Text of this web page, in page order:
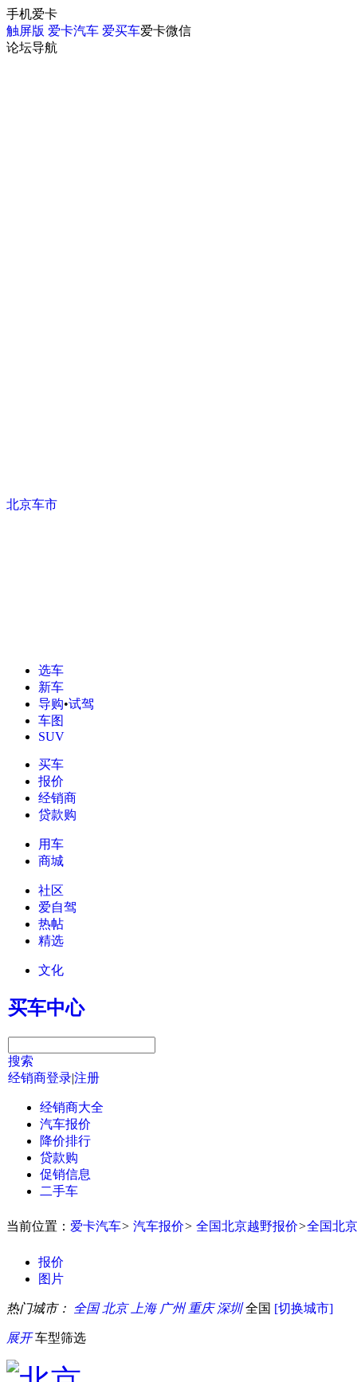
手机爱卡
触屏版 爱卡汽车 爱买车爱卡微信
论坛导航
北京车市
选车
新车
导购•试驾
车图
SUV
买车
报价
经销商
贷款购
用车
商城
社区
爱自驾
热帖
精选
文化
买车中心
搜索
经销商登录|注册
经销商大全
汽车报价
降价排行
贷款购
促销信息
二手车
当前位置： 爱卡汽车> 汽车报价> 全国北京越野报价>全国北
报价
图片
热门城市： 全国 北京 上海 广州 重庆 深圳 全国 [切换城市]
展开 车型筛选